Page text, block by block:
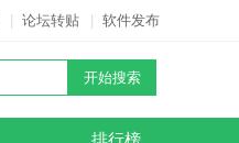
论坛转贴 软件发布